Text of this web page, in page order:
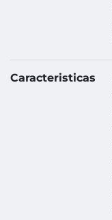
Caracteristicas